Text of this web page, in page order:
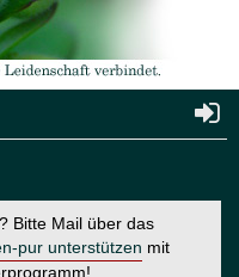
Bitte Mail über das
pur unterstützen mit